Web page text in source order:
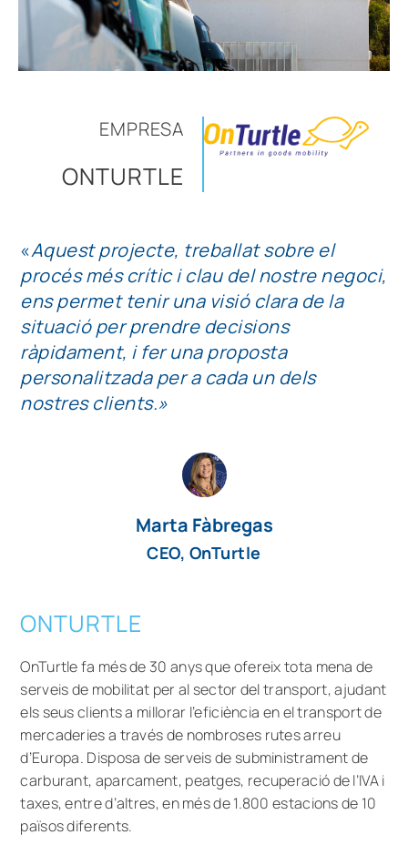
EMPRESA
ONTURTLE
«Aquest projecte, treballat sobre el
procés més crític i clau del nostre negoci,
ens permet tenir una visió clara de la
situació per prendre decisions
ràpidament, i fer una proposta
personalitzada per a cada un dels
nostres clients.»
Marta Fàbregas
CEO, OnTurtle
ONTURTLE
OnTurtle fa més de 30 anys que ofereix tota mena de
serveis de mobilitat per al sector del transport, ajudant
els seus clients a millorar l’eficiència en el transport de
mercaderies a través de nombroses rutes arreu
d’Europa. Disposa de serveis de subministrament de
carburant, aparcament, peatges, recuperació de l’IVA i
taxes, entre d’altres, en més de 1.800 estacions de 10
països diferents.